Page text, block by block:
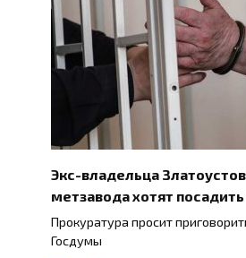
Экс-владельца
метзавода хотят посадить
Прокуратура просит
Госдумы